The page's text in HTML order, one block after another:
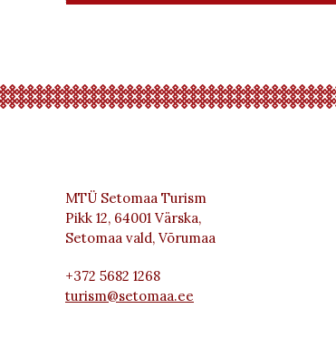
MTÜ Setomaa Turism
Pikk 12, 64001 Värska,
Setomaa vald, Võrumaa
+372 5682 1268
turism@setomaa.ee